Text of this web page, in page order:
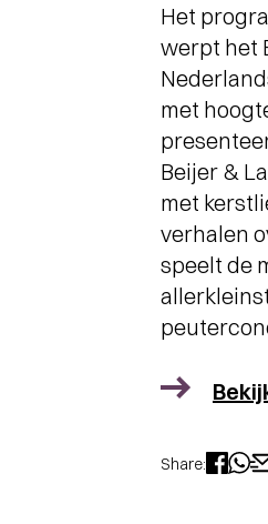
FAMILIE
VOOR KLEINE EN
- Schuif aan
voor het mooiste
Het
werpt het
met
Beijer &
met
verhalen
speelt de
Share: